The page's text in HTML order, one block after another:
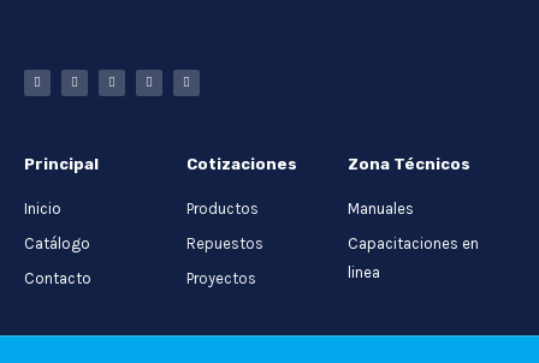
Principal
Inicio
Catálogo
Contacto
Cotizaciones
Productos
Repuestos
Proyectos
Zona Técnicos
Manuales
Capacitaciones en
linea